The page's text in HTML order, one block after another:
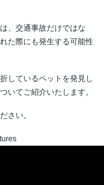
、交通事故だけではな
た際にも発生する可能性
しているペットを発見し
いてご紹介いたします。
さい。